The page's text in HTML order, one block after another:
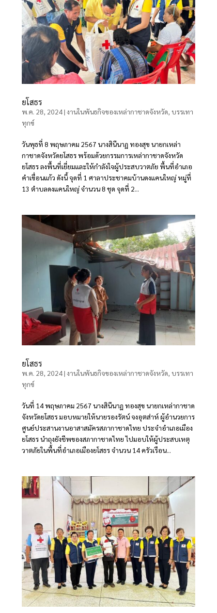
ยโสธร
พ.ค. 28, 2024| งานในพันธกิจของเหล่ากาชาดจังหวัด, บรรเทา
ทุกข์
วันพุธที่ 8 พฤษภาคม 2567 นางสินีนาฏ ทองสุข นายกเหล่า
กาชาดจังหวัดยโสธร พร้อมด้วยกรรมการเหล่ากาชาดจังหวัด
ยโสธร ลงพื้นที่เยี่ยมและให้กำลังใจผู้ประสบวาตภัย พื้นที่อำเภอ
คำเขื่อนแก้ว ดังนี้ จุดที่ 1 ศาลาประชาคมบ้านดงแคนใหญ่ หมู่ที่
13 ตำบลดงแคนใหญ่ จำนวน 8 ชุด จุดที่ 2...
ยโสธร
พ.ค. 28, 2024| งานในพันธกิจของเหล่ากาชาดจังหวัด, บรรเทา
ทุกข์
วันที่ 14 พฤษภาคม 2567 นางสินีนาฏ ทองสุข นายกเหล่ากาชาด
จังหวัดยโสธร มอบหมายให้นายรองรัตน์ จงอุตส่าห์ ผู้อำนวยการ
ศูนย์ประสานงานอาสาสมัครสภากาชาดไทย ประจำอำเภอเมือง
ยโสธร นำถุงยังชีพของสภากาชาดไทย ไปมอบให้ผู้ประสบเหตุ
วาตภัยในพื้นที่อำเภอเมืองยโสธร จำนวน 14 ครัวเรือน...